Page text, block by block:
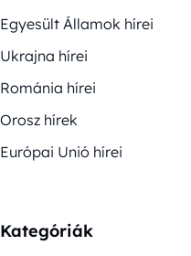
Egyesült Államok hírei
Ukrajna hírei
Románia hírei
Orosz hírek
Európai Unió hírei
Kategóriák